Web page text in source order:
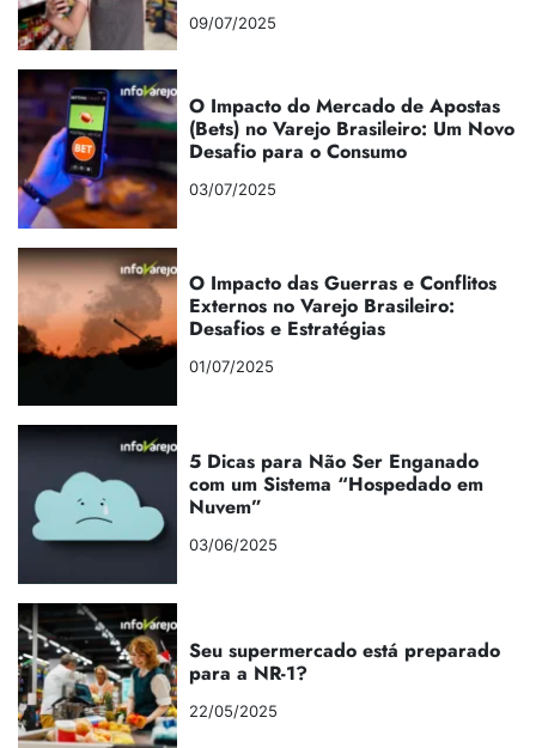
09/07/2025
O Impacto do Mercado de Apostas
(Bets) no Varejo Brasileiro: Um Novo
Desafio para o Consumo
03/07/2025
O Impacto das Guerras e Conflitos
Externos no Varejo Brasileiro:
Desafios e Estratégias
01/07/2025
5 Dicas para Não Ser Enganado
com um Sistema “Hospedado em
Nuvem”
03/06/2025
Seu supermercado está preparado
para a NR-1?
22/05/2025